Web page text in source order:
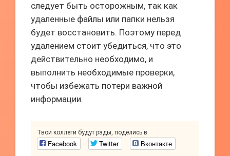
следует быть осторожным, так как
удаленные файлы или папки нельзя
будет восстановить. Поэтому перед
удалением стоит убедиться, что это
действительно необходимо, и
выполнить необходимые проверки,
чтобы избежать потери важной
информации.
Твои коллеги будут рады, поделись в
Facebook Twitter Вконтакте